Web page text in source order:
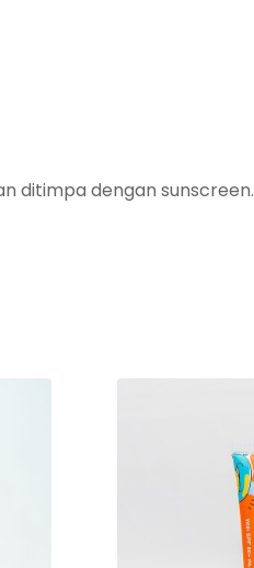
ditimpa dengan sunscreen.